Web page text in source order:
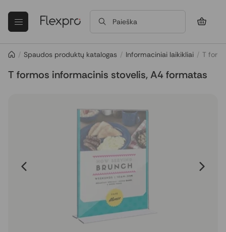
Paieška
/ Spaudos produktų katalogas / Informaciniai laikikliai / T
T formos informacinis stovelis, A4 formatas